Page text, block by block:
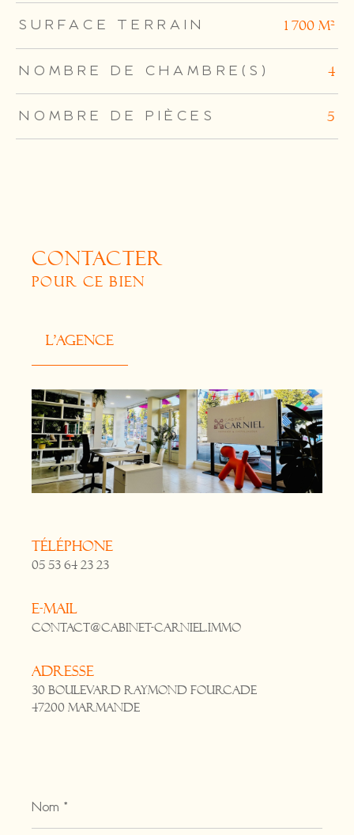
SURFACE TERRAIN 1 700 m²
NOMBRE DE CHAMBRE(S) 4
NOMBRE DE PIÈCES 5
CONTACTER
POUR CE BIEN
L'agence
Téléphone
05 53 64 23 23
E-mail
contact@cabinet-carniel.immo
Adresse
30 Boulevard Raymond Fourcade
47200 Marmande
*